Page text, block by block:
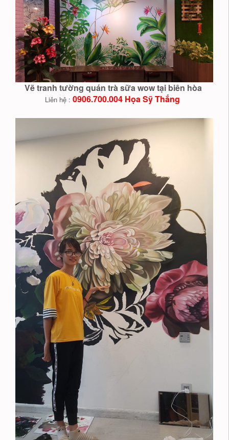
Vẽ tranh tường quán trà sữa wow tại biên hòa
Liên hệ : 0906.700.004 Họa Sỹ Thắng